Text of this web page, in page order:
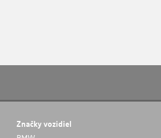
Značky vozidiel